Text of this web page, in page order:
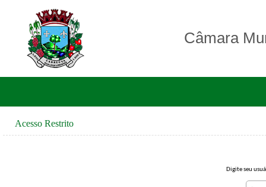
Câmara
Acesso Restrito
Digite seu